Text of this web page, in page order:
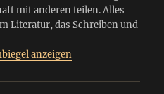
mit anderen teilen. Alles
Literatur, das Schreiben und
anzeigen